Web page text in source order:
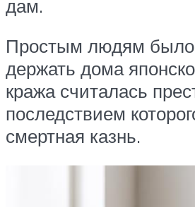
дам.
Простым людям
держать дома
кража считалась
последствием
смертная казнь.